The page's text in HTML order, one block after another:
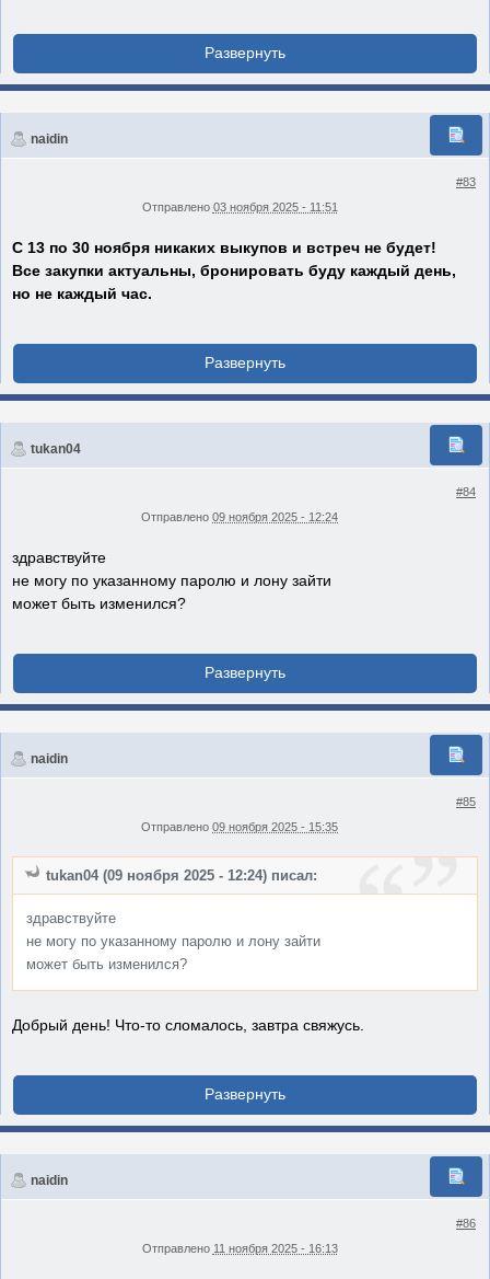
naidin
#83
Отправлено 03 ноября 2025 - 11:51
С 13 по 30 ноября никаких выкупов и встреч не будет!
Все закупки актуальны, бронировать буду каждый день,
но не каждый час.
tukan04
#84
Отправлено 09 ноября 2025 - 12:24
здравствуйте
не могу по указанному паролю и лону зайти
может быть изменился?
naidin
#85
Отправлено 09 ноября 2025 - 15:35
tukan04 (09 ноября 2025 - 12:24) писал:
здравствуйте
не могу по указанному паролю и лону зайти
может быть изменился?
Добрый день! Что-то сломалось, завтра свяжусь.
naidin
#86
Отправлено 11 ноября 2025 - 16:13